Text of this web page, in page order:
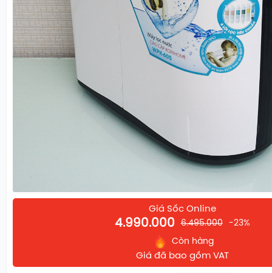
Giá Sốc Online
4.990.000 6.495.000 -23%
Còn hàng
Giá đã bao gồm VAT